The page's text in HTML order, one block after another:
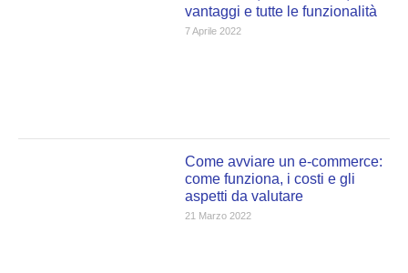
vantaggi e tutte le funzionalità
7 Aprile 2022
Come avviare un e-commerce:
come funziona, i costi e gli
aspetti da valutare
21 Marzo 2022